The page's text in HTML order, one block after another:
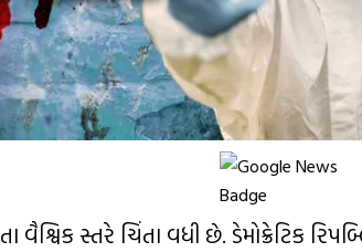
વૈશ્વિક સ્તરે ચિંતા વધી છે. ડેમોક્રેટિક